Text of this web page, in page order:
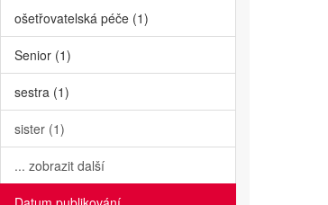
ošetřovatelská péče (1)
Senior (1)
sestra (1)
sister (1)
... zobrazit další